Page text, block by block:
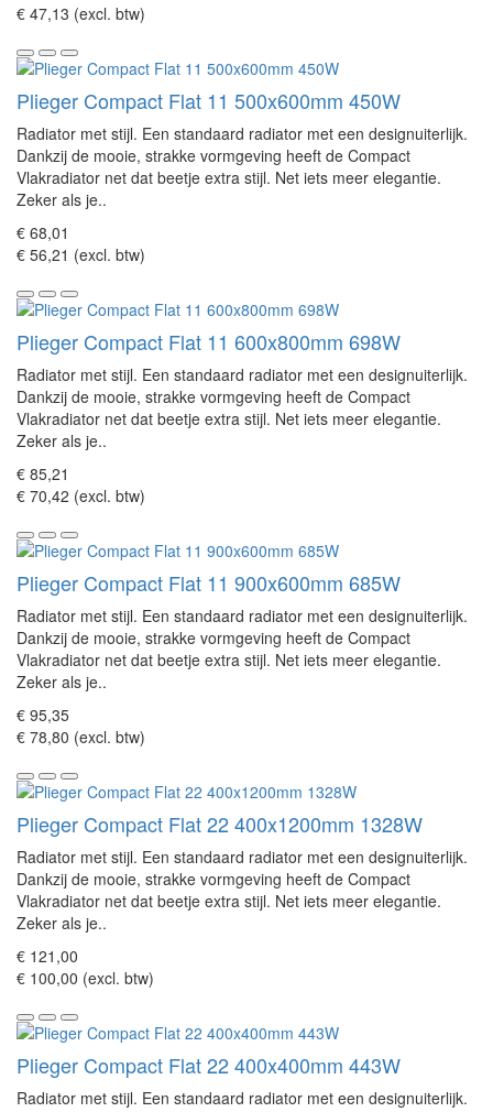
€ 47,13 (excl. btw)
Plieger Compact Flat 11 500x600mm 450W
Radiator met stijl. Een standaard radiator met een designuiterlijk.
Dankzij de mooie, strakke vormgeving heeft de Compact
Vlakradiator net dat beetje extra stijl. Net iets meer elegantie.
Zeker als je..
€ 68,01
€ 56,21 (excl. btw)
Plieger Compact Flat 11 600x800mm 698W
Radiator met stijl. Een standaard radiator met een designuiterlijk.
Dankzij de mooie, strakke vormgeving heeft de Compact
Vlakradiator net dat beetje extra stijl. Net iets meer elegantie.
Zeker als je..
€ 85,21
€ 70,42 (excl. btw)
Plieger Compact Flat 11 900x600mm 685W
Radiator met stijl. Een standaard radiator met een designuiterlijk.
Dankzij de mooie, strakke vormgeving heeft de Compact
Vlakradiator net dat beetje extra stijl. Net iets meer elegantie.
Zeker als je..
€ 95,35
€ 78,80 (excl. btw)
Plieger Compact Flat 22 400x1200mm 1328W
Radiator met stijl. Een standaard radiator met een designuiterlijk.
Dankzij de mooie, strakke vormgeving heeft de Compact
Vlakradiator net dat beetje extra stijl. Net iets meer elegantie.
Zeker als je..
€ 121,00
€ 100,00 (excl. btw)
Plieger Compact Flat 22 400x400mm 443W
Radiator met stijl. Een standaard radiator met een designuiterlijk.